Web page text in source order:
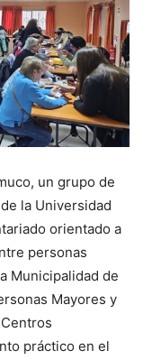
un grupo de
la Universidad
orientado a
personas
Municipalidad de
Mayores y
práctico en el